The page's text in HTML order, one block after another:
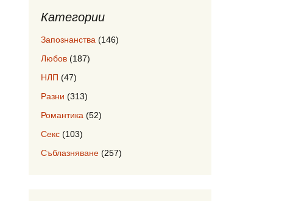
Категории
Запознанства (146)
Любов (187)
НЛП (47)
Разни (313)
Романтика (52)
Секс (103)
Съблазняване (257)